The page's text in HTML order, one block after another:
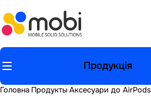
Продукція
Головна Продукты Аксесуари до AirPods